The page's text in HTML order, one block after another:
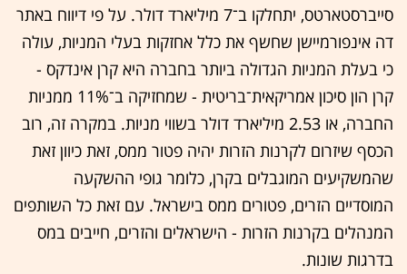
סייברסטארטס, יתחלקו ב־7 מיליארד דולר. על פי דיווח באתר
דה אינפורמיישן שחשף את כלל אחזקות בעלי המניות, עולה
כי בעלת המניות הגדולה ביותר בחברה היא קרן אינדקס -
קרן הון סיכון אמריקאית־בריטית - שמחזיקה ב־11% ממניות
החברה, או 2.53 מיליארד דולר בשווי מניות. במקרה זה, רוב
הכסף שיזרום לקרנות הזרות יהיה פטור ממס, זאת כיוון זאת
שהמשקיעים המוגבלים בקרן, כלומר גופי ההשקעה
המוסדיים הזרים, פטורים ממס בישראל. עם זאת כל השותפים
המנהלים בקרנות הזרות - הישראלים והזרים, חייבים במס
בדרגות שונות.